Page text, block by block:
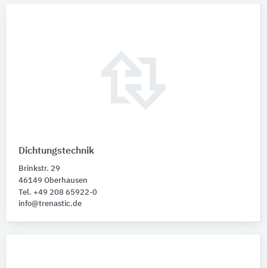
Dichtungstechnik
Brinkstr. 29
46149 Oberhausen
Tel. +49 208 65922-0
info@trenastic.de